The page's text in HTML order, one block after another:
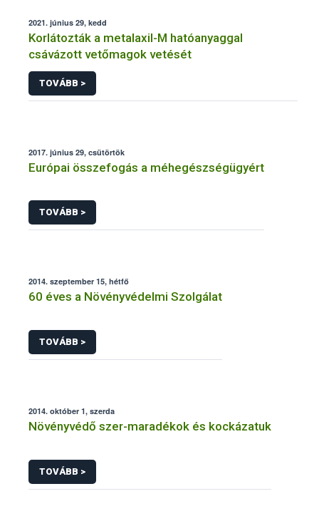
2021. június 29, kedd
Korlátozták a metalaxil-M hatóanyaggal
csávázott vetőmagok vetését
TOVÁBB >
2017. június 29, csütörtök
Európai összefogás a méhegészségügyért
TOVÁBB >
2014. szeptember 15, hétfő
60 éves a Növényvédelmi Szolgálat
TOVÁBB >
2014. október 1, szerda
Növényvédő szer-maradékok és kockázatuk
TOVÁBB >